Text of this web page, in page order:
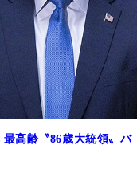
高齢〝86歳大統領〟バ